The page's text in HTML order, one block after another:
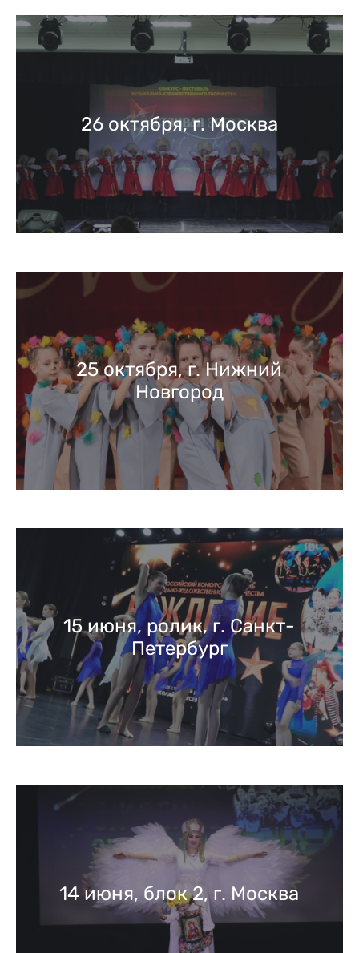
26 октября, г. Москва
25 октября, г. Нижний
Новгород
15 июня, ролик, г. Санкт-
Петербург
14 июня, блок 2, г. Москва